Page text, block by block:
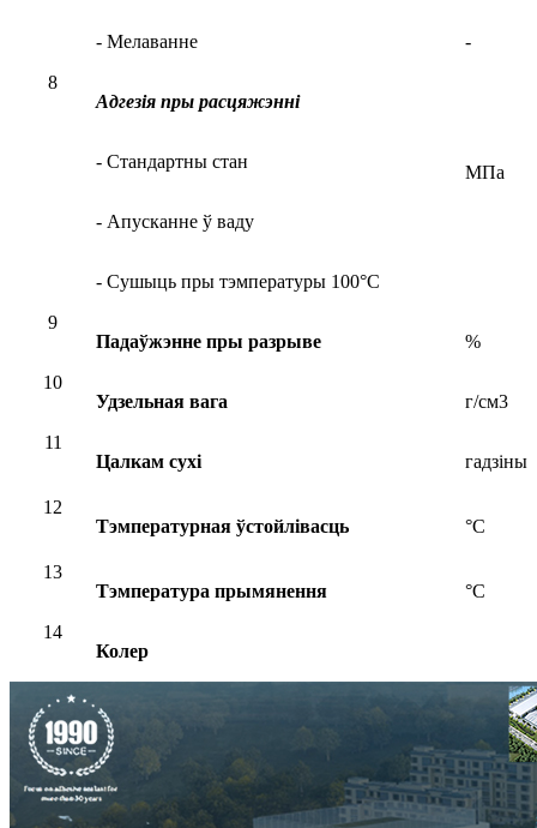
- Мелаванне
-
8
Адгезія пры расцяжэнні
МПа
- Стандартны стан
- Апусканне ў ваду
- Сушыць пры тэмпературы 100°C
9
Падаўжэнне пры разрыве
%
10
Удзельная вага
г/см3
11
Цалкам сухі
гадзіны
12
Тэмпературная ўстойлівасць
°C
13
Тэмпература прымянення
°C
14
Колер